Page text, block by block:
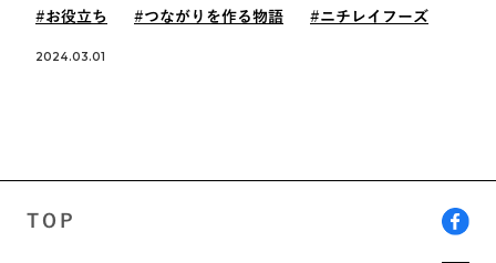
#お役立ち #つながりを作る物語 #ニチレイフーズ
2024.03.01
TOP